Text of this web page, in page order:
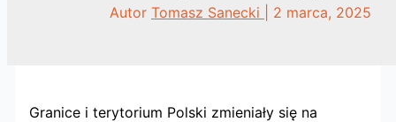
Autor Tomasz Sanecki 2 marca, 2025
Granice i terytorium Polski zmieniały się na